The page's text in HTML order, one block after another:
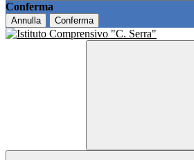
Conferma
Annulla Conferma